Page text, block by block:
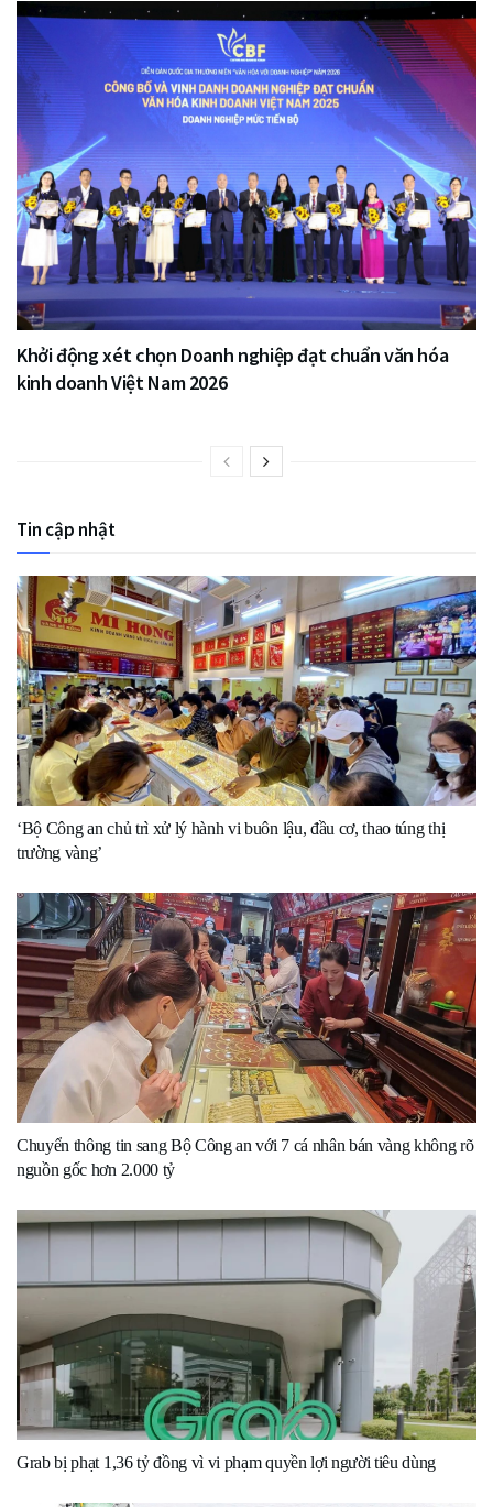
Khởi động xét chọn Doanh nghiệp đạt chuẩn văn hóa
kinh doanh Việt Nam 2026
Tin cập nhật
‘Bộ Công an chủ trì xử lý hành vi buôn lậu, đầu cơ, thao túng thị
trường vàng’
Chuyển thông tin sang Bộ Công an với 7 cá nhân bán vàng không rõ
nguồn gốc hơn 2.000 tỷ
Grab bị phạt 1,36 tỷ đồng vì vi phạm quyền lợi người tiêu dùng